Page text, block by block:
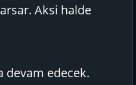
Aksi halde
devam edecek.